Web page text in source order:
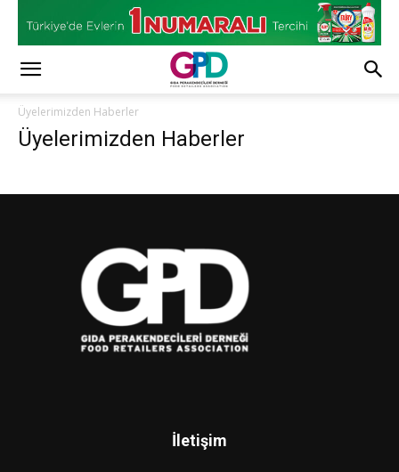
Üyelerimizden Haberler
Üyelerimizden Haberler
İletişim